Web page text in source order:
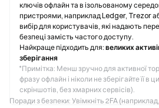
ключів офлайн та в ізольованому
пристроями, наприклад Ledger, Trezor
вибір для користувачів, які надають
безпеці замість частого доступу.
Найкраще підходить для: великих
зберігання
*Примітка: Менш зручно для активної
фразу офлайн і ніколи не зберігайте її в
скріншотів, без хмарних сервісів).
Поради з безпеки: Увімкніть 2FA